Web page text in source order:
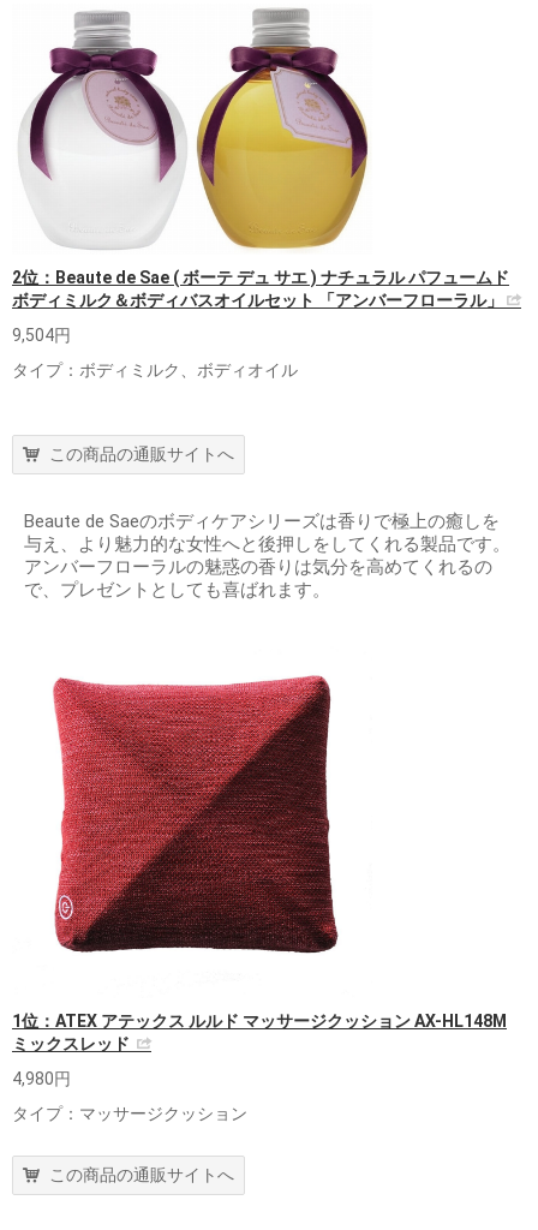
2位：Beaute de Sae ( ボーテ デュ サエ ) ナチュラル パフュームド
ボディミルク＆ボディバスオイルセット 「アンバーフローラル」
9,504円
タイプ：ボディミルク、ボディオイル
この商品の通販サイトへ
Beaute de Saeのボディケアシリーズは香りで極上の癒しを
与え、より魅力的な女性へと後押しをしてくれる製品です。
アンバーフローラルの魅惑の香りは気分を高めてくれるの
で、プレゼントとしても喜ばれます。
1位：ATEX アテックス ルルド マッサージクッション AX-HL148M
ミックスレッド
4,980円
タイプ：マッサージクッション
この商品の通販サイトへ